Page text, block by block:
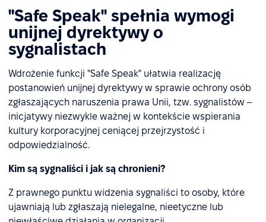
"Safe Speak" spełnia wymogi
unijnej dyrektywy o
sygnalistach
Wdrożenie funkcji "Safe Speak" ułatwia realizację
postanowień unijnej dyrektywy w sprawie ochrony osób
zgłaszających naruszenia prawa Unii, tzw. sygnalistów –
inicjatywy niezwykle ważnej w kontekście wspierania
kultury korporacyjnej ceniącej przejrzystość i
odpowiedzialność.
Kim są sygnaliści i jak są chronieni?
Z prawnego punktu widzenia sygnaliści to osoby, które
ujawniają lub zgłaszają nielegalne, nieetyczne lub